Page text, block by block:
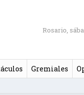
Rosario,
Gremiales